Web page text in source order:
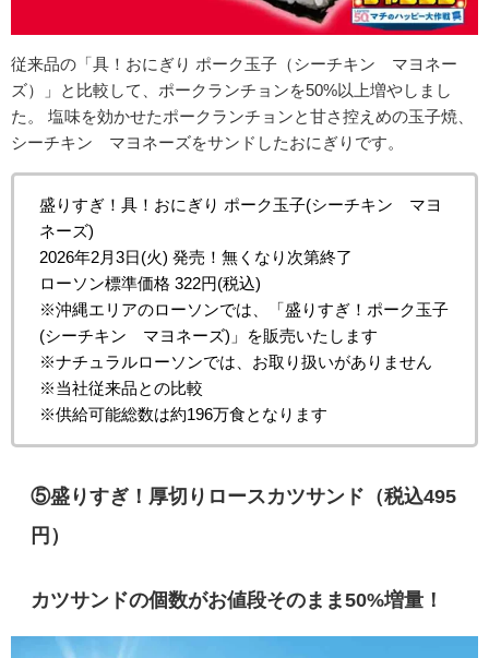
従来品の「具！おにぎり ポーク玉子（シーチキン®マヨネー
ズ）」と比較して、ポークランチョンを50%以上増やしまし
た。 塩味を効かせたポークランチョンと甘さ控えめの玉子焼、
シーチキン®マヨネーズをサンドしたおにぎりです。
盛りすぎ！具！おにぎり ポーク玉子(シーチキン®マヨ
ネーズ)
2026年2月3日(火) 発売！無くなり次第終了
ローソン標準価格 322円(税込)
※沖縄エリアのローソンでは、「盛りすぎ！ポーク玉子
(シーチキン®マヨネーズ)」を販売いたします
※ナチュラルローソンでは、お取り扱いがありません
※当社従来品との比較
※供給可能総数は約196万食となります
⑤盛りすぎ！厚切りロースカツサンド（税込495
円）
カツサンドの個数がお値段そのまま50%増量！